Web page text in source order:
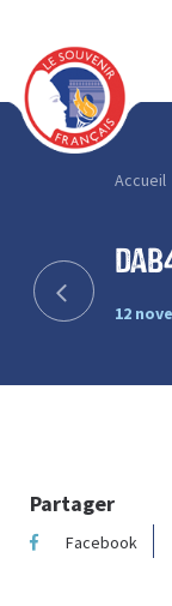
Accueil
12
Partager
Facebook